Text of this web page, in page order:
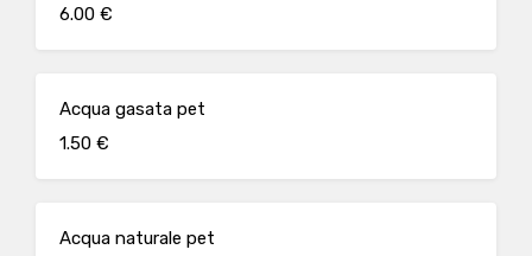
6.00 €
Acqua gasata pet
1.50 €
Acqua naturale pet